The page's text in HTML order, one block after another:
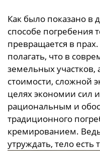
Как было показано в
способе погребения
превращается в
полагать, что в
земельных участков,
стоимости, сложной
целях экономии сил
рациональным и
традиционного
кремированием.
утруждать, тело есть